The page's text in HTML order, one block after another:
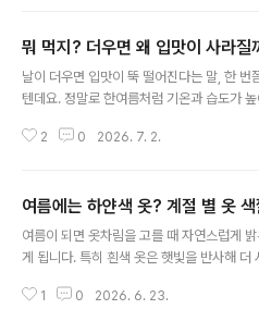
건지 함께 알아봅시다! 1. 피부를 자극하는 자
눈으로 볼 수 있는 빛뿐만 아니라 눈에 보이
도 포함되어 있는데요. 자외선은 파장의 길이
에서 차단되기 때문에 주로 우리에게 영향을
뭐 먹지? 더우면 왜 입맛이 사라질
날이 더우면 입맛이 뚝 떨어진다는 말, 한 번
텐데요. 정말로 한여름처럼 기온과 습도가 높
다. 단순히 더위 때문에 기분이 처지는 것처럼
하게 식사하는 방법에 대해 함께 알아봅시다.
에 집중! 무더운 날, 우리 몸이 가장 먼저 하
일정하게 유지하는 것인데요. 사람의 몸은 더
내려 합니다. 이때 몸은 불필요한 열 발생을
2 0 2026. 7. 2.
여름에는 하얀색 옷? 계절 별 옷
여름이 되면 옷차림을 고를 때 자연스럽게
게 됩니다. 특히 흰색 옷은 햇빛을 반사해 더
생각하곤 하는데요. 실제로 뜨거운 햇볕 아래
1 0 2026. 6. 23.